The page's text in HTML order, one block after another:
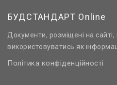
БУДСТАНДАРТ Online
Документи, розміщені на
використовуватись як
Політика конфіденційності